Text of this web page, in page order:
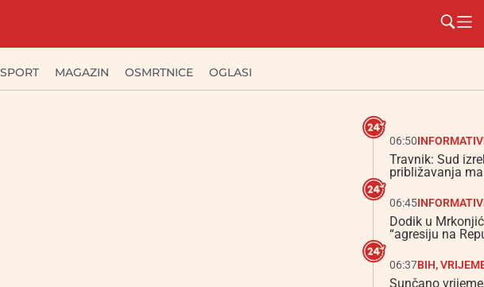
SPORT MAGAZIN OSMRTNICE OGLASI
06:50
Travnik: Sud
približavanja
06:45
Dodik u
“agresiju na
06:37BIH,
Sunčano